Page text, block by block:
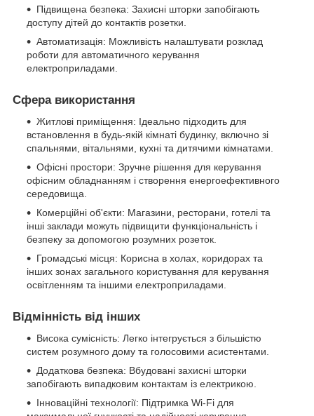
Підвищена безпека: Захисні шторки запобігають
доступу дітей до контактів розетки.
Автоматизація: Можливість налаштувати розклад
роботи для автоматичного керування
електроприладами.
Сфера використання
Житлові приміщення: Ідеально підходить для
встановлення в будь-якій кімнаті будинку, включно зі
спальнями, вітальнями, кухні та дитячими кімнатами.
Офісні простори: Зручне рішення для керування
офісним обладнанням і створення енергоефективного
середовища.
Комерційні об'єкти: Магазини, ресторани, готелі та
інші заклади можуть підвищити функціональність і
безпеку за допомогою розумних розеток.
Громадські місця: Корисна в холах, коридорах та
інших зонах загального користування для керування
освітленням та іншими електроприладами.
Відмінність від інших
Висока сумісність: Легко інтегрується з більшістю
систем розумного дому та голосовими асистентами.
Додаткова безпека: Вбудовані захисні шторки
запобігають випадковим контактам із електрикою.
Інноваційні технології: Підтримка Wi-Fi для